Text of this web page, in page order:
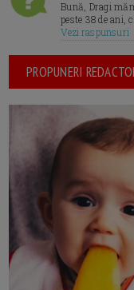
Bună, Dragi
peste 38 de ani,
Vezi raspunsuri
PROPUNERI